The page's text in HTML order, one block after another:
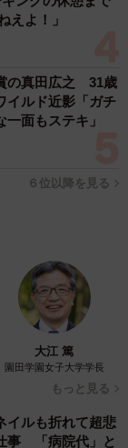
4/4
り」と季節なら
えよ！」
の真田広之 31歳
イルド近影「ガチ
面もステキ」
６位以降を見る
大江 篤
園田学園女子大学学長
もっと見る
ルも折れて超悲
事 「病院代」と